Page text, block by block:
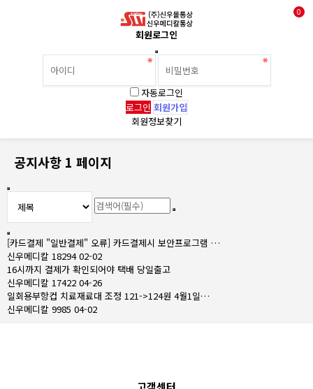
0
회원로그인
자동로그인
회원가입
회원정보찾기
공지사항 1 페이지
[카드결제 "일반결제" 오류] 카드결제시 보안프로그램 …
신우메디칼 18294 02-02
16시까지 결제가 확인되어야 택배 당일출고
신우메디칼 17422 04-26
일회용부항컵 치료재료대 조정 121->124원 4월1일…
신우메디칼 9985 04-02